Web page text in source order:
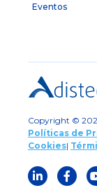
Eventos
Copyright ©
Políticas de
Cookies|